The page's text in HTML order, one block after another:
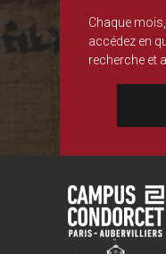
Chaque
accédez en
recherche et